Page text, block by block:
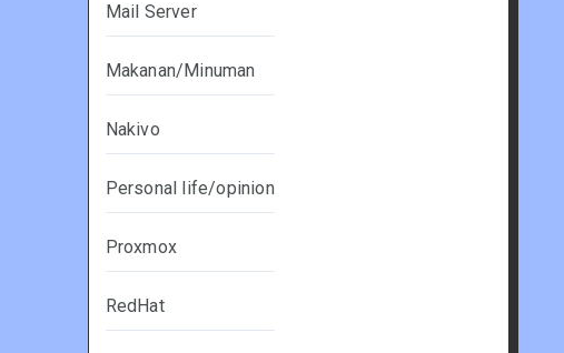
Mail Server
Makanan/Minuman
Nakivo
Personal life/opinion
Proxmox
RedHat